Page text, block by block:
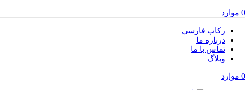
0 موارد
رکاب فارسی
درباره ما
تماس با ما
وبلاگ
0 موارد